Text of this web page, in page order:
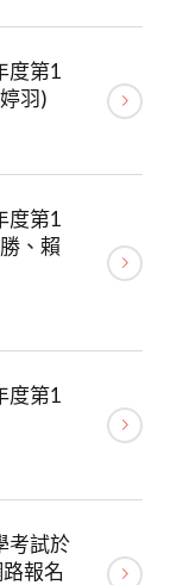
度第1
羽)
度第1
、賴
度第1
考試於
報名